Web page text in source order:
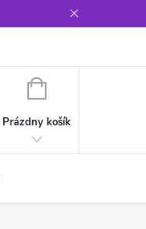
NÁKUPNÝ
Prázdny košík